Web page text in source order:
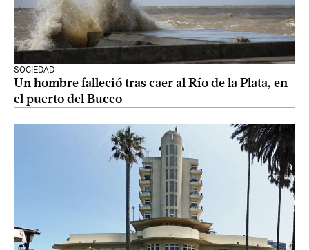
SOCIEDAD
Un hombre falleció tras caer al Río de la Plata, en
el puerto del Buceo